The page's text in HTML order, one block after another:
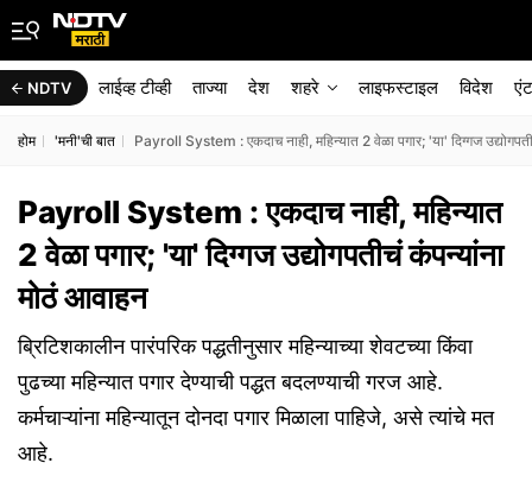
NDTV लाईव्ह टीव्ही ताज्या देश शहरे लाइफस्टाइल विदेश
होम 'मनी'ची बात Payroll System : एकदाच नाही, महिन्यात 2 वेळा पगार; 'या' दिग्गज
Payroll System : एकदाच नाही, महिन्यात
2 वेळा पगार; 'या' दिग्गज उद्योगपतीचं कंपन्यांना
मोठं आवाहन
ब्रिटिशकालीन पारंपरिक पद्धतीनुसार महिन्याच्या शेवटच्या किंवा
पुढच्या महिन्यात पगार देण्याची पद्धत बदलण्याची गरज आहे.
कर्मचाऱ्यांना महिन्यातून दोनदा पगार मिळाला पाहिजे, असे त्यांचे मत
आहे.